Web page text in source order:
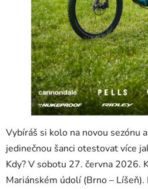
Vybíráš si kolo na novou sezónu
jedinečnou šanci otestovat více
Kdy? V sobotu 27. června 2026.
Mariánském údolí (Brno –